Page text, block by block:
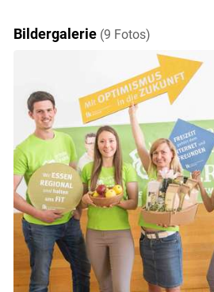
Bildergalerie (9 Fotos)